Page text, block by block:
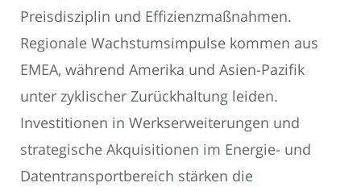
Preisdisziplin und Effizienzmaßnahmen.
Regionale Wachstumsimpulse kommen aus
EMEA, während Amerika und Asien-Pazifik
unter zyklischer Zurückhaltung leiden.
Investitionen in Werkserweiterungen und
strategische Akquisitionen im Energie- und
Datentransportbereich stärken die